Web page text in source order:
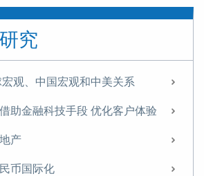
究
观、中国宏观和中美关系
助金融科技手段 优化客户体验
产
币国际化